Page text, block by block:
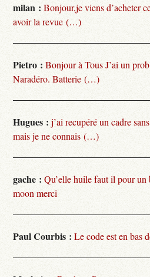
milan : Bonjour,je viens d’acheter
avoir la revue (…)
Pietro : Bonjour à Tous J’ai un
Naradéro. Batterie (…)
Hugues : j’ai recupéré un cadre
mais je ne connais (…)
gache : Qu’elle huile faut il pour
moon merci
Paul Courbis : Le code est en bas